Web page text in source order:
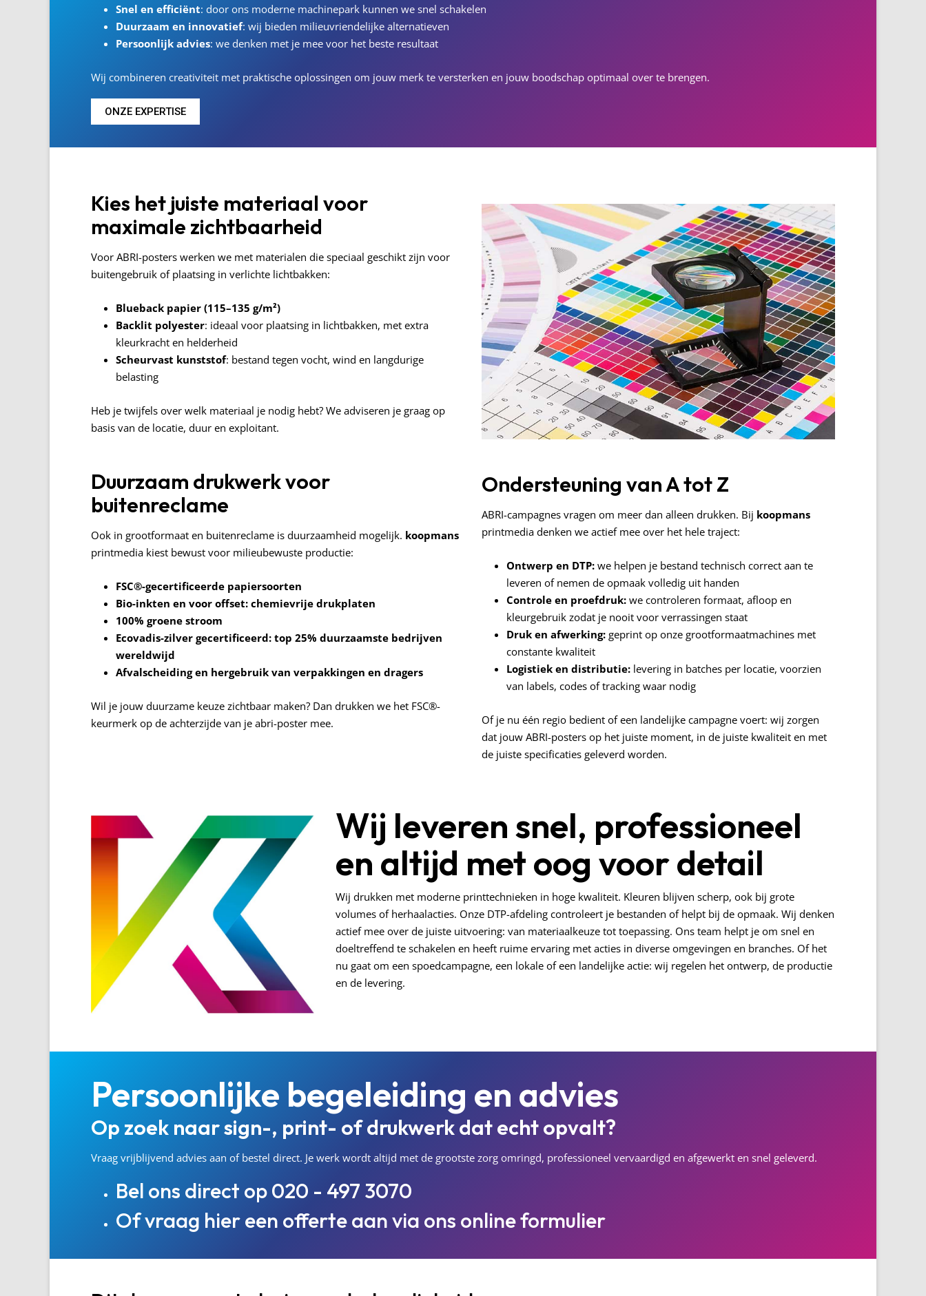
Snel en efficiënt: door ons moderne machinepark kunnen we snel schakelen
Duurzaam en innovatief: wij bieden milieuvriendelijke alternatieven
Persoonlijk advies: we denken met je mee voor het beste resultaat
Wij combineren creativiteit met praktische oplossingen om jouw merk te versterken en jouw boodschap optimaal over te brengen.
ONZE EXPERTISE
Kies het juiste materiaal voor
maximale zichtbaarheid
Voor ABRI-posters werken we met materialen die speciaal geschikt zijn voor
buitengebruik of plaatsing in verlichte lichtbakken:
Blueback papier (115–135 g/m²)
Backlit polyester: ideaal voor plaatsing in lichtbakken, met extra
kleurkracht en helderheid
Scheurvast kunststof: bestand tegen vocht, wind en langdurige
belasting
Heb je twijfels over welk materiaal je nodig hebt? We adviseren je graag op
basis van de locatie, duur en exploitant.
Duurzaam drukwerk voor
buitenreclame
Ook in grootformaat en buitenreclame is duurzaamheid mogelijk. koopmans
printmedia kiest bewust voor milieubewuste productie:
FSC®-gecertificeerde papiersoorten
Bio-inkten en voor offset: chemievrije drukplaten
100% groene stroom
Ecovadis-zilver gecertificeerd: top 25% duurzaamste bedrijven
wereldwijd
Afvalscheiding en hergebruik van verpakkingen en dragers
Wil je jouw duurzame keuze zichtbaar maken? Dan drukken we het FSC®-
keurmerk op de achterzijde van je abri-poster mee.
Ondersteuning van A tot Z
ABRI-campagnes vragen om meer dan alleen drukken. Bij koopmans
printmedia denken we actief mee over het hele traject:
Ontwerp en DTP: we helpen je bestand technisch correct aan te
leveren of nemen de opmaak volledig uit handen
Controle en proefdruk: we controleren formaat, afloop en
kleurgebruik zodat je nooit voor verrassingen staat
Druk en afwerking: geprint op onze grootformaatmachines met
constante kwaliteit
Logistiek en distributie: levering in batches per locatie, voorzien
van labels, codes of tracking waar nodig
Of je nu één regio bedient of een landelijke campagne voert: wij zorgen
dat jouw ABRI-posters op het juiste moment, in de juiste kwaliteit en met
de juiste specificaties geleverd worden.
Wij leveren snel, professioneel
en altijd met oog voor detail
Wij drukken met moderne printtechnieken in hoge kwaliteit. Kleuren blijven scherp, ook bij grote
volumes of herhaalacties. Onze DTP-afdeling controleert je bestanden of helpt bij de opmaak. Wij denken
actief mee over de juiste uitvoering: van materiaalkeuze tot toepassing. Ons team helpt je om snel en
doeltreffend te schakelen en heeft ruime ervaring met acties in diverse omgevingen en branches. Of het
nu gaat om een spoedcampagne, een lokale of een landelijke actie: wij regelen het ontwerp, de productie
en de levering.
Persoonlijke begeleiding en advies
Op zoek naar sign-, print- of drukwerk dat echt opvalt?
Vraag vrijblijvend advies aan of bestel direct. Je werk wordt altijd met de grootste zorg omringd, professioneel vervaardigd en afgewerkt en snel geleverd.
Bel ons direct op020 - 497 3070
Of vraag hier een offerte aan via ons online formulier